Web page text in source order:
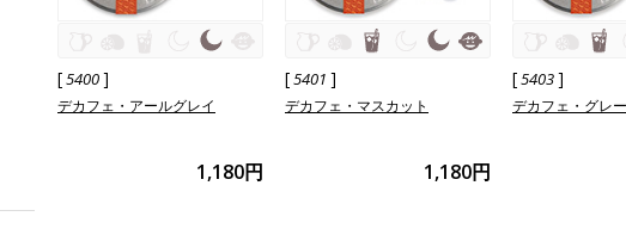
[5400]
デカフェ・アールグレイ
1,180円
[5401 ]
デカフェ・マスカット
1,180円
[5403]
デカフェ・グレ